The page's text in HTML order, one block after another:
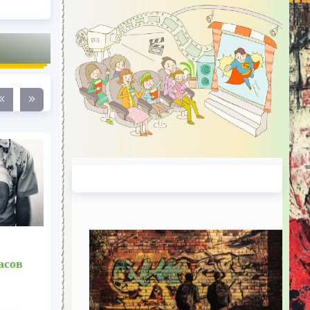
-
"Кинокомпания ММД"
представляет фильм ужасов
от продюсеров Стражи
Галактики, Заклятий и